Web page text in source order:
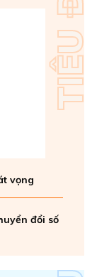
vọng
đổi số